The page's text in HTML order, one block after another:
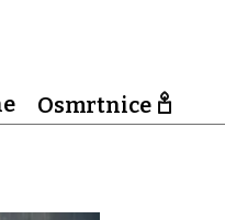
Osmrtnice